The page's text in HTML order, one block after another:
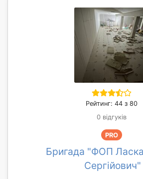
Рейтинг: 44 з 80
0 відгуків
PRO
Бригада "ФОП
Сергійович"